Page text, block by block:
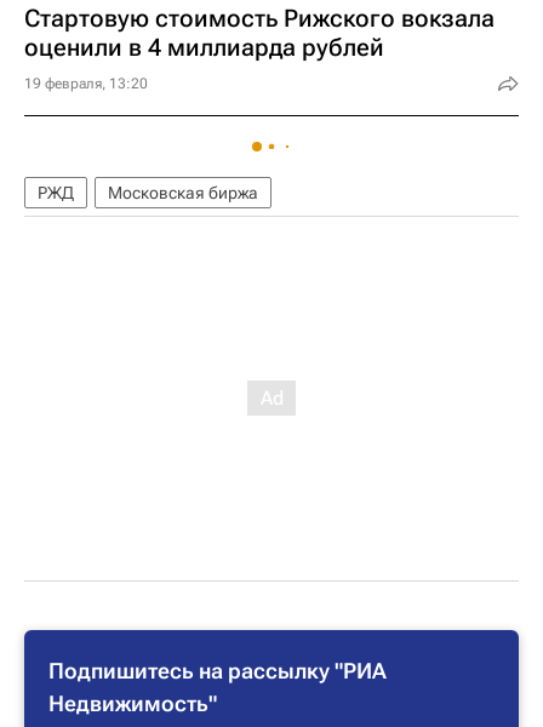
Стартовую стоимость Рижского вокзала
оценили в 4 миллиарда рублей
19 февраля, 13:20
РЖД Московская биржа
Подпишитесь на рассылку "РИА
Недвижимость"